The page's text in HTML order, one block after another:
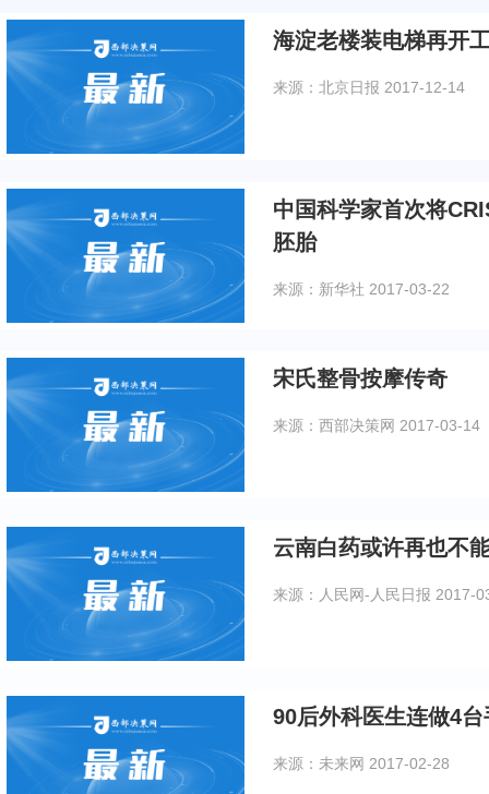
海淀老楼装电梯再开
来源：北京日报 2017-12-14
中国科学家首次将
胚胎
来源：新华社 2017-03-22
宋氏整骨按摩传奇
来源：西部决策网 2017-03-14
云南白药或许再也不
来源：人民网-人民日报 2017-
90后外科医生连做4
来源：未来网 2017-02-28